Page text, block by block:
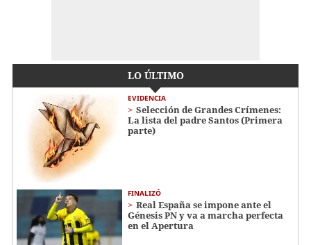
LO ÚLTIMO
EVIDENCIA
Selección de Grandes Crímenes:
La lista del padre Santos (Primera
parte)
FINALIZÓ
Real España se impone ante el
Génesis PN y va a marcha perfecta
en el Apertura